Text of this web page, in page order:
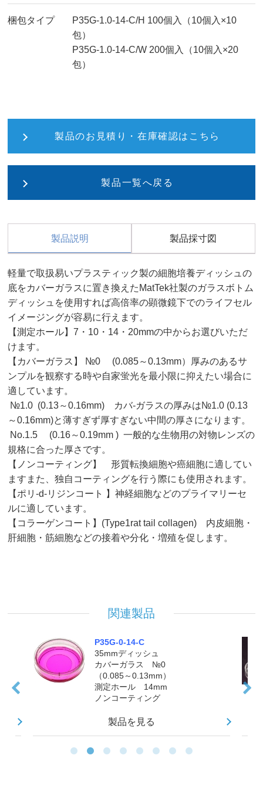
梱包タイプ
P35G-1.0-14-C/H 100個入（10個入×10
包）
P35G-1.0-14-C/W 200個入（10個入×20
包）
製品のお見積り・在庫確認はこちら
製品一覧へ戻る
製品説明 製品採寸図
軽量で取扱易いプラスティック製の細胞培養ディッシュの
底をカバーガラスに置き換えたMatTek社製のガラスボトム
ディッシュを使用すれば高倍率の顕微鏡下でのライフセル
イメージングが容易に行えます。
【測定ホール】7・10・14・20mmの中からお選びいただ
けます。
【カバーガラス】 №0 (0.085～0.13mm）厚みのあるサ
ンプルを観察する時や自家蛍光を最小限に抑えたい場合に
適しています。
№1.0 (0.13～0.16mm) カバ-ガラスの厚みは№1.0 (0.13
～0.16mm)と薄すぎず厚すぎない中間の厚さになります。
No.1.5 (0.16～0.19mm ) 一般的な生物用の対物レンズの
規格に合った厚さです。
【ノンコーティング】 形質転換細胞や癌細胞に適してい
ますまた、独自コーティングを行う際にも使用されます。
【ポリ-d-リジンコート 】神経細胞などのプライマリーセ
ルに適しています。
【コラーゲンコート】(Type1rat tail collagen) 内皮細胞・
肝細胞・筋細胞などの接着や分化・増殖を促します。
関連製品
P35G-0-14-C
35mmディッシュ
カバーガラス №0
（0.085～0.13mm）
測定ホール 14mm
ノンコーティング
製品を見る
35mmディッシュ
カバーガラス №1.5